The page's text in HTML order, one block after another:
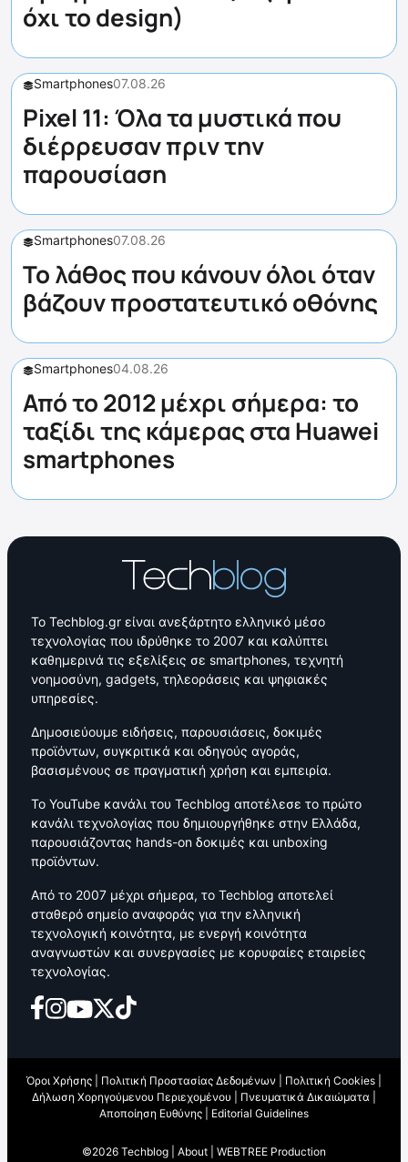
όχι το design)
Smartphones07.08.26
Pixel 11: Όλα τα μυστικά που
διέρρευσαν πριν την
παρουσίαση
Smartphones07.08.26
Το λάθος που κάνουν όλοι όταν
βάζουν προστατευτικό οθόνης
Smartphones04.08.26
Από το 2012 μέχρι σήμερα: το
ταξίδι της κάμερας στα Huawei
smartphones
Το Techblog.gr είναι ανεξάρτητο ελληνικό μέσο
τεχνολογίας που ιδρύθηκε το 2007 και καλύπτει
καθημερινά τις εξελίξεις σε smartphones, τεχνητή
νοημοσύνη, gadgets, τηλεοράσεις και ψηφιακές
υπηρεσίες.
Δημοσιεύουμε ειδήσεις, παρουσιάσεις, δοκιμές
προϊόντων, συγκριτικά και οδηγούς αγοράς,
βασισμένους σε πραγματική χρήση και εμπειρία.
Το YouTube κανάλι του Techblog αποτέλεσε το πρώτο
κανάλι τεχνολογίας που δημιουργήθηκε στην Ελλάδα,
παρουσιάζοντας hands-on δοκιμές και unboxing
προϊόντων.
Από το 2007 μέχρι σήμερα, το Techblog αποτελεί
σταθερό σημείο αναφοράς για την ελληνική
τεχνολογική κοινότητα, με ενεργή κοινότητα
αναγνωστών και συνεργασίες με κορυφαίες εταιρείες
τεχνολογίας.
Όροι Χρήσης Πολιτική Προστασίας Δεδομένων Πολιτική Cookies
Δήλωση Χορηγούμενου Περιεχομένου
Πνευματικά Δικαιώματα
Αποποίηση Ευθύνης
Editorial Guidelines
©2026 Techblog | About
WEBTREE Production